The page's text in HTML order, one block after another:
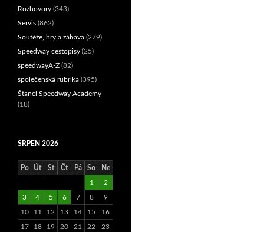
Rozhovory (343)
Servis (862)
Soutěže, hry a zábava (279)
Speedway cestopisy (25)
speedwayA-Z (82)
společenská rubrika (395)
Štancl Speedway Academy
(18)
SRPEN 2026
Po Út St Čt Pá So Ne
1 2
3 4 5 6 7 8 9
10 11 12 13 14 15 16
17 18 19 20 21 22 23